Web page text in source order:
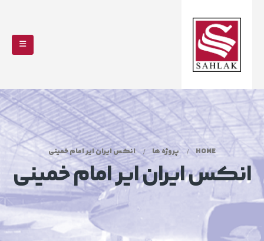
HOME پروژه ها انکس ایران ایر امام خمینی
انکس ایران ایر امام خمینی